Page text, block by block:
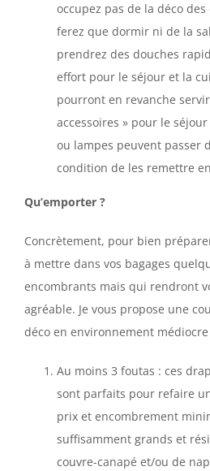
occupez pas de la déco
ferez que dormir ni de la
prendrez des douches
effort pour le séjour et la
pourront en revanche
accessoires » pour le
ou lampes peuvent passer
condition de les remettre
Qu’emporter ?
Concrètement, pour bien
à mettre dans vos bagages
encombrants mais qui rendront
agréable. Je vous propose une
déco en environnement médiocre
Au moins 3 foutas : ces
sont parfaits pour refaire
prix et encombrement
suffisamment grands et
couvre-canapé et/ou de